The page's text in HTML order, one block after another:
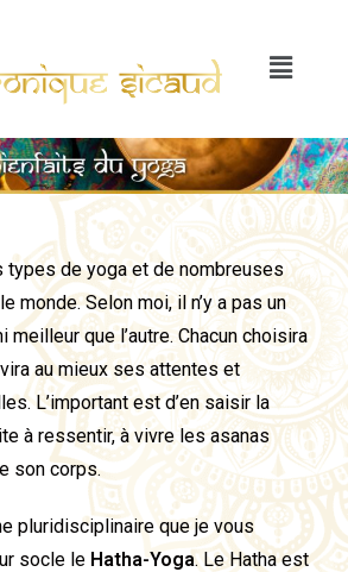
de yoga et de nombreuses
monde. Selon moi, il n’y a pas un
meilleur que l’autre. Chacun choisira
au mieux ses attentes et
L’important est d’en saisir la
à ressentir, à vivre les asanas
son corps.
pluridisciplinaire que je vous
socle le Hatha-Yoga. Le Hatha est